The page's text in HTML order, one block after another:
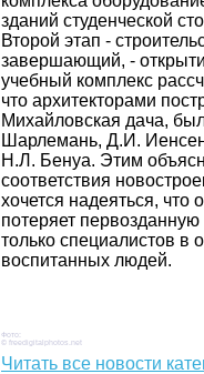
зданий студенческой
Второй этап -
завершающий, -
учебный комплекс
что архитекторами
Михайловская дача,
Шарлемань, Д.И.
Н.Л. Бенуа. Этим
соответствия
хочется надеяться, что
потеряет
только специалистов в
воспитанных людей.
Фото:
© freedigitalphotos.net
Читать все новости